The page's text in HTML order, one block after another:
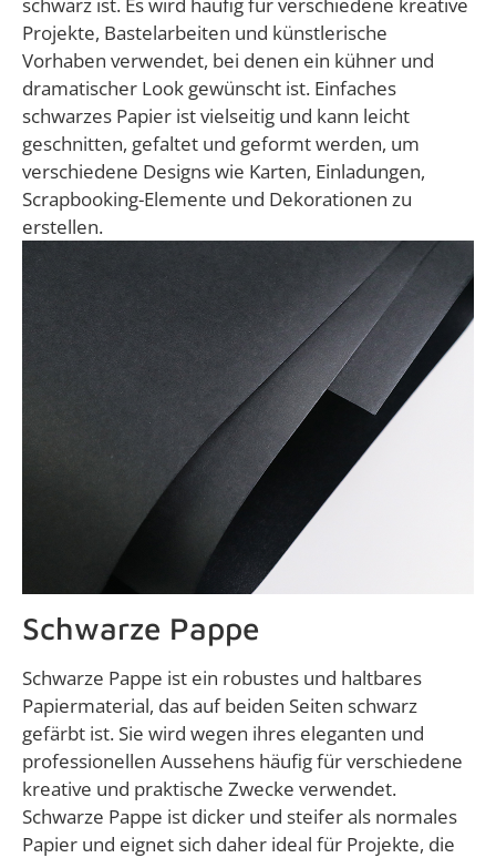
schwarz ist. Es wird häufig für verschiedene kreative
Projekte, Bastelarbeiten und künstlerische
Vorhaben verwendet, bei denen ein kühner und
dramatischer Look gewünscht ist. Einfaches
schwarzes Papier ist vielseitig und kann leicht
geschnitten, gefaltet und geformt werden, um
verschiedene Designs wie Karten, Einladungen,
Scrapbooking-Elemente und Dekorationen zu
erstellen.
Schwarze Pappe
Schwarze Pappe ist ein robustes und haltbares
Papiermaterial, das auf beiden Seiten schwarz
gefärbt ist. Sie wird wegen ihres eleganten und
professionellen Aussehens häufig für verschiedene
kreative und praktische Zwecke verwendet.
Schwarze Pappe ist dicker und steifer als normales
Papier und eignet sich daher ideal für Projekte, die